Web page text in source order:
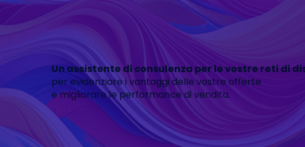
Un assistente di consulenza per le vostre reti di
per evidenziare i vantaggi delle vostre offerte
e migliorare le performance di vendita.